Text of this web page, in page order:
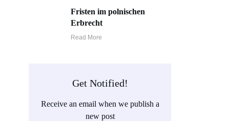
Fristen im polnischen
Erbrecht
Read More
Get Notified!
Receive an email when we publish a
new post